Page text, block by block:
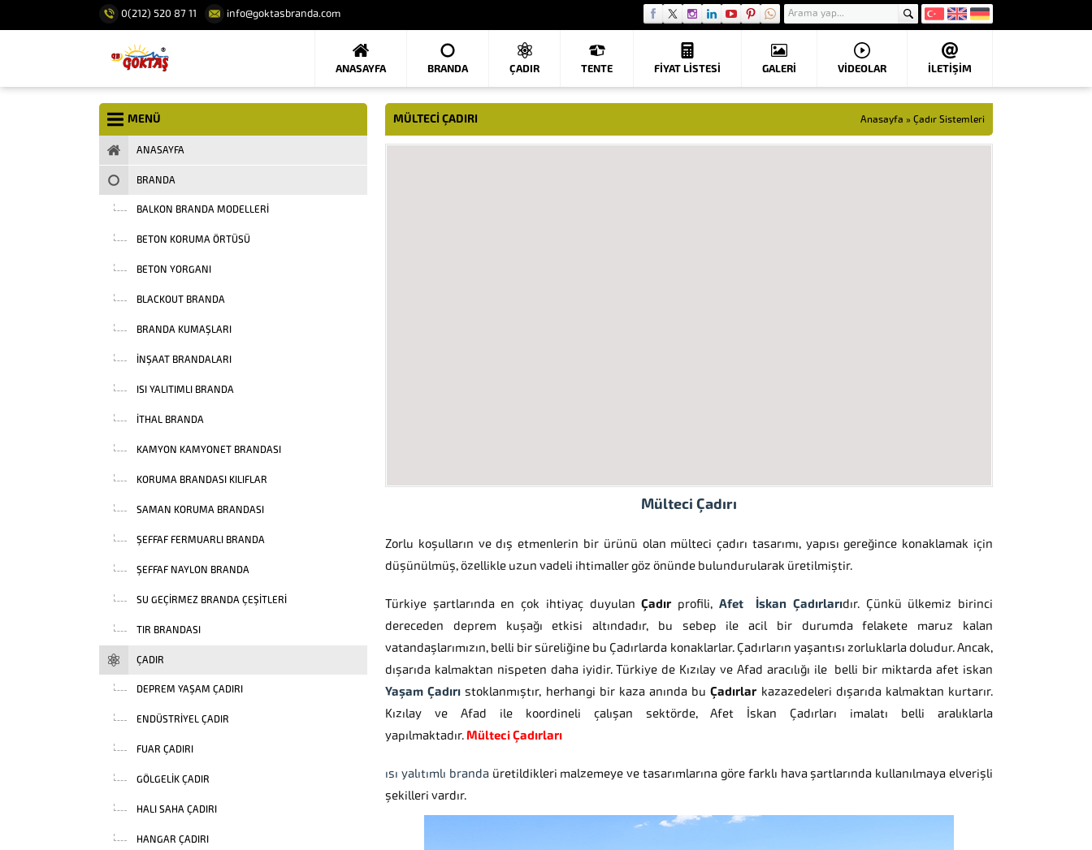
0(212) 520 87 11 info@goktasbranda.com
ANASAYFA BRANDA ÇADIR TENTE FIYAT LISTESI GALERİ VIDEOLAR İLETİŞİM
MÜLTECI ÇADIRI Anasayfa » Çadır Sistemleri
Mülteci Çadırı
Zorlu koşulların ve dış etmenlerin bir ürünü olan mülteci çadırı tasarımı, yapısı gereğince konaklamak için
düşünülmüş, özellikle uzun vadeli ihtimaller göz önünde bulundurularak üretilmiştir.
Türkiye şartlarında en çok ihtiyaç duyulanÇadır profili, Afet İskan Çadırlarıdır. Çünkü ülkemiz birinci
dereceden deprem kuşağı etkisi altındadır, bu sebep ile acil bir durumda felakete maruz kalan
vatandaşlarımızın, belli bir süreliğine bu Çadırlarda konaklarlar. Çadırların yaşantısı zorluklarla doludur. Ancak,
dışarıda kalmaktan nispeten daha iyidir. Türkiye de Kızılay ve Afad aracılığı ile belli bir miktarda afet iskan
Yaşam Çadırı stoklanmıştır, herhangi bir kaza anında buÇadırlar kazazedeleri dışarıda kalmaktan kurtarır.
Kızılay ve Afad ile koordineli çalışan sektörde, Afet İskan Çadırları imalatı belli aralıklarla
yapılmaktadır.Mülteci Çadırları
ısı yalıtımlı branda üretildikleri malzemeye ve tasarımlarına göre farklı hava şartlarında kullanılmaya elverişli
şekilleri vardır.
MENÜ
ANASAYFA
BRANDA
BALKON BRANDA MODELLERI
BETON KORUMA ÖRTÜSÜ
BETON YORGANI
BLACKOUT BRANDA
BRANDA KUMAŞLARI
INŞAAT BRANDALARI
ISI YALITIMLI BRANDA
İTHAL BRANDA
KAMYON KAMYONET BRANDASI
KORUMA BRANDASI KILIFLAR
SAMAN KORUMA BRANDASI
ŞEFFAF FERMUARLI BRANDA
ŞEFFAF NAYLON BRANDA
SU GEÇIRMEZ BRANDA ÇEŞITLERI
TIR BRANDASI
ÇADIR
DEPREM YAŞAM ÇADIRI
ENDÜSTRIYEL ÇADIR
FUAR ÇADIRI
GÖLGELIK ÇADIR
HALI SAHA ÇADIRI
HANGAR ÇADIRI